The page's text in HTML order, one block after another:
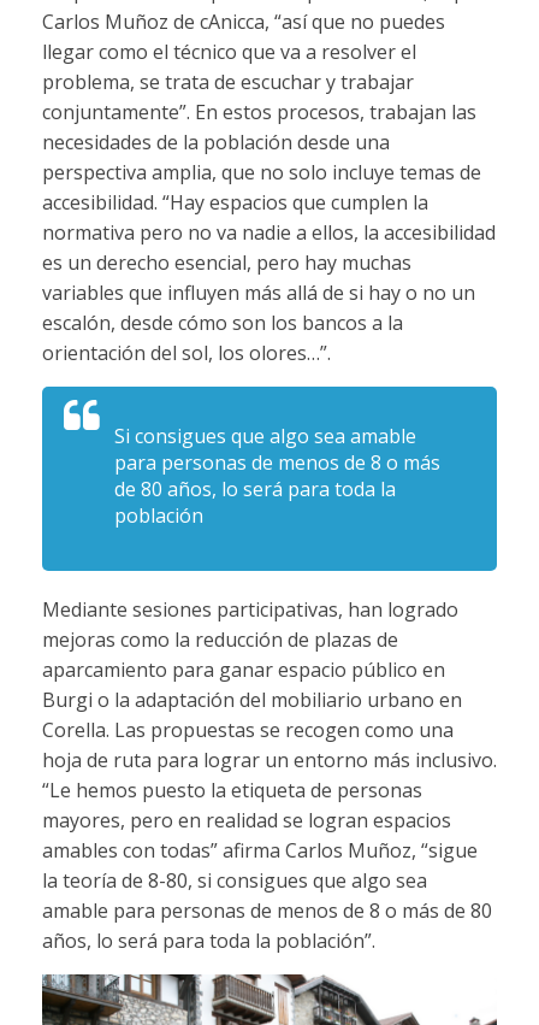
Carlos Muñoz de cAnicca, “así que no puedes
llegar como el técnico que va a resolver el
problema, se trata de escuchar y trabajar
conjuntamente”. En estos procesos, trabajan las
necesidades de la población desde una
perspectiva amplia, que no solo incluye temas de
accesibilidad. “Hay espacios que cumplen la
normativa pero no va nadie a ellos, la accesibilidad
es un derecho esencial, pero hay muchas
variables que influyen más allá de si hay o no un
escalón, desde cómo son los bancos a la
orientación del sol, los olores…”.
Si consigues que algo sea amable
para personas de menos de 8 o más
de 80 años, lo será para toda la
población
Mediante sesiones participativas, han logrado
mejoras como la reducción de plazas de
aparcamiento para ganar espacio público en
Burgi o la adaptación del mobiliario urbano en
Corella. Las propuestas se recogen como una
hoja de ruta para lograr un entorno más inclusivo.
“Le hemos puesto la etiqueta de personas
mayores, pero en realidad se logran espacios
amables con todas” afirma Carlos Muñoz, “sigue
la teoría de 8-80, si consigues que algo sea
amable para personas de menos de 8 o más de 80
años, lo será para toda la población”.